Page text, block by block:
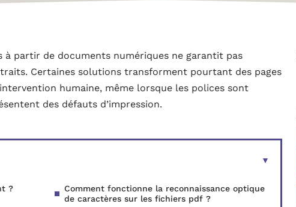
partir de documents numériques ne garantit pas
Certaines solutions transforment pourtant des pages
humaine, même lorsque les polices sont
des défauts d’impression.
?
Comment fonctionne la reconnaissance optique
de caractères sur les fichiers pdf ?